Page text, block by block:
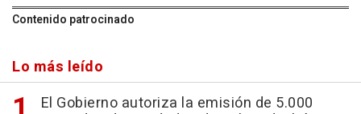
Contenido patrocinado
Lo más leído
El Gobierno autoriza la emisión de 5.000